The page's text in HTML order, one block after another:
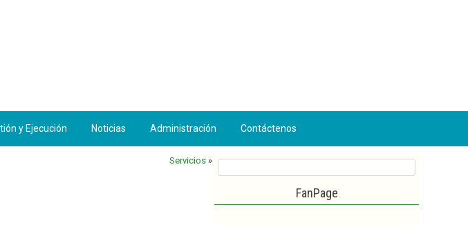
y Ejecución Noticias Administración Contáctenos
Servicios »
FanPage